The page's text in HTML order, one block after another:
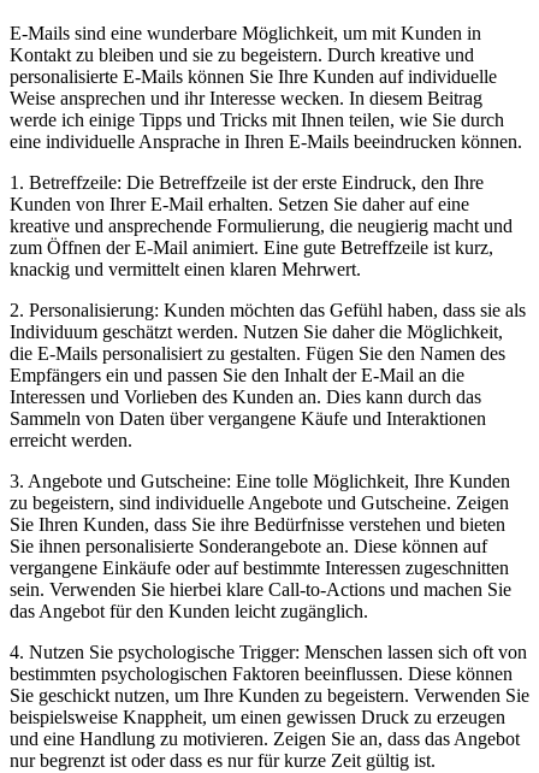
E-Mails sind eine wunderbare Möglichkeit, um mit Kunden in
Kontakt zu bleiben und sie zu begeistern. Durch kreative und
personalisierte E-Mails können Sie Ihre Kunden auf individuelle
Weise ansprechen und ihr Interesse wecken. In diesem Beitrag
werde ich einige Tipps und Tricks mit Ihnen teilen, wie Sie durch
eine individuelle Ansprache in Ihren E-Mails beeindrucken können.
1. Betreffzeile: Die Betreffzeile ist der erste Eindruck, den Ihre
Kunden von Ihrer E-Mail erhalten. Setzen Sie daher auf eine
kreative und ansprechende Formulierung, die neugierig macht und
zum Öffnen der E-Mail animiert. Eine gute Betreffzeile ist kurz,
knackig und vermittelt einen klaren Mehrwert.
2. Personalisierung: Kunden möchten das Gefühl haben, dass sie als
Individuum geschätzt werden. Nutzen Sie daher die Möglichkeit,
die E-Mails personalisiert zu gestalten. Fügen Sie den Namen des
Empfängers ein und passen Sie den Inhalt der E-Mail an die
Interessen und Vorlieben des Kunden an. Dies kann durch das
Sammeln von Daten über vergangene Käufe und Interaktionen
erreicht werden.
3. Angebote und Gutscheine: Eine tolle Möglichkeit, Ihre Kunden
zu begeistern, sind individuelle Angebote und Gutscheine. Zeigen
Sie Ihren Kunden, dass Sie ihre Bedürfnisse verstehen und bieten
Sie ihnen personalisierte Sonderangebote an. Diese können auf
vergangene Einkäufe oder auf bestimmte Interessen zugeschnitten
sein. Verwenden Sie hierbei klare Call-to-Actions und machen Sie
das Angebot für den Kunden leicht zugänglich.
4. Nutzen Sie psychologische Trigger: Menschen lassen sich oft von
bestimmten psychologischen Faktoren beeinflussen. Diese können
Sie geschickt nutzen, um Ihre Kunden zu begeistern. Verwenden Sie
beispielsweise Knappheit, um einen gewissen Druck zu erzeugen
und eine Handlung zu motivieren. Zeigen Sie an, dass das Angebot
nur begrenzt ist oder dass es nur für kurze Zeit gültig ist.